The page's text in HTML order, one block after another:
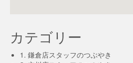
カテゴリー
1. 鎌倉店スタッフのつぶやき